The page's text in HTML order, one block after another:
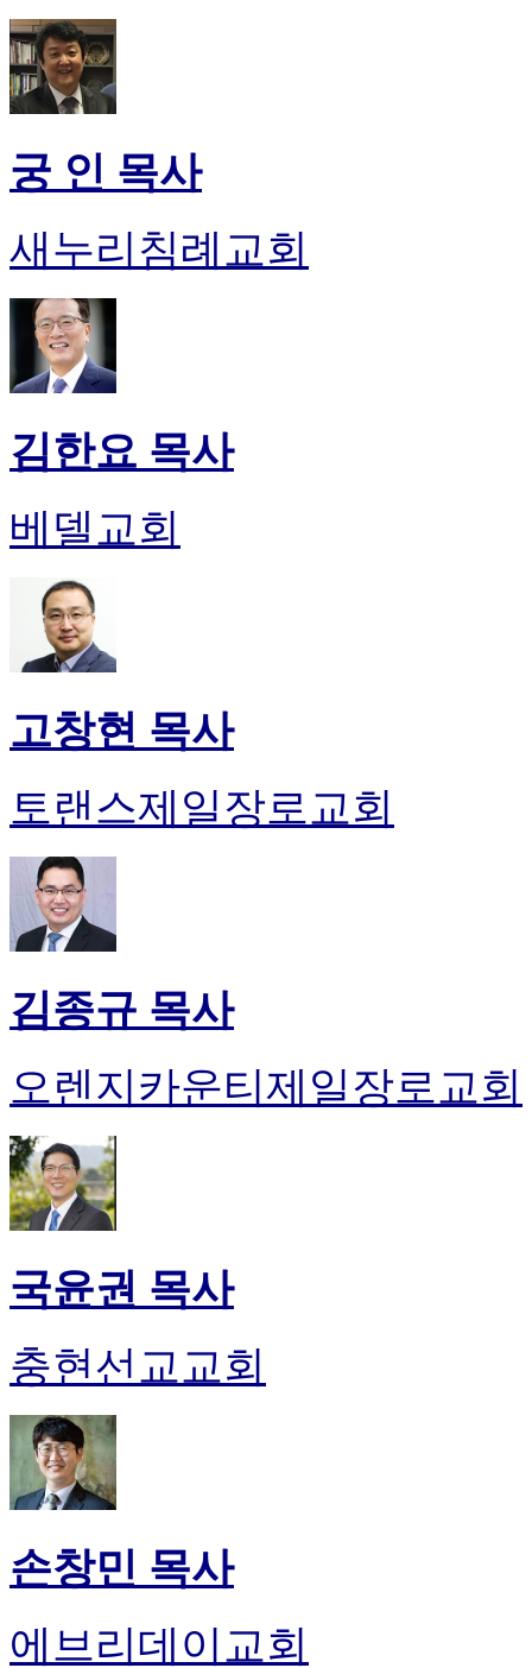
궁 인 목사
새누리침례교회
김한요 목사
베델교회
고창현 목사
토랜스제일장로교회
김종규 목사
오렌지카운티제일장로교회
국윤권 목사
충현선교교회
손창민 목사
에브리데이교회